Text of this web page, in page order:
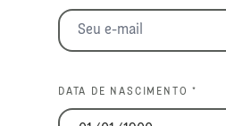
DATA DE NASCIMENTO *